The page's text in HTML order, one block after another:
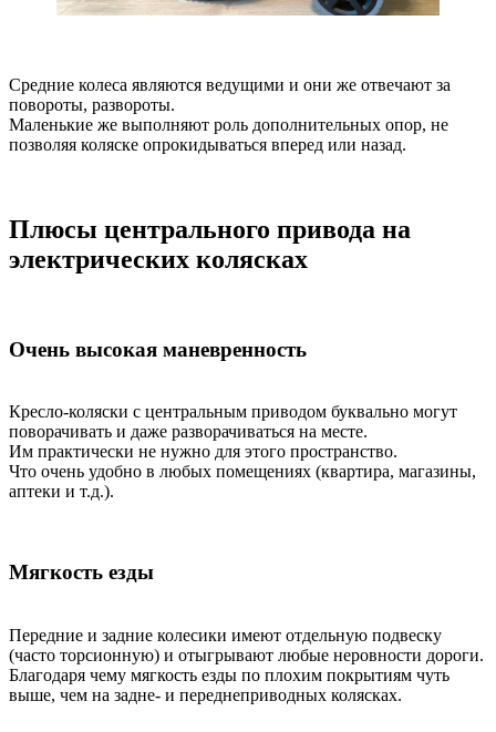
Средние колеса являются ведущими и они же отвечают за
повороты, развороты.
Маленькие же выполняют роль дополнительных опор, не
позволяя коляске опрокидываться вперед или назад.
Плюсы центрального привода на
электрических колясках
Очень высокая маневренность
Кресло-коляски с центральным приводом буквально могут
поворачивать и даже разворачиваться на месте.
Им практически не нужно для этого пространство.
Что очень удобно в любых помещениях (квартира, магазины,
аптеки и т.д.).
Мягкость езды
Передние и задние колесики имеют отдельную подвеску
(часто торсионную) и отыгрывают любые неровности дороги.
Благодаря чему мягкость езды по плохим покрытиям чуть
выше, чем на задне- и переднеприводных колясках.